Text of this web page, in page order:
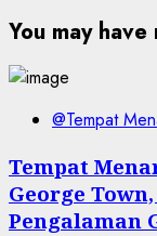
You may have
@Tempat
Tempat
George
Pengalaman